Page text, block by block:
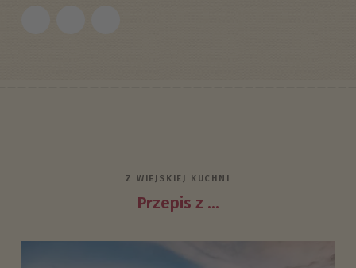
Z WIEJSKIEJ KUCHNI
Przepis z ...